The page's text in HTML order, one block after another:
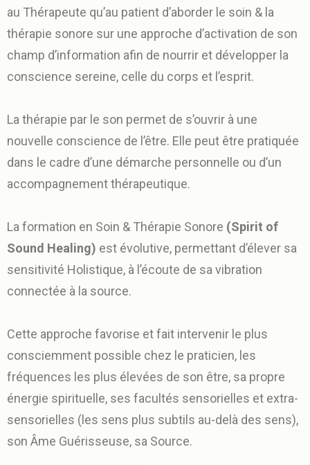
au Thérapeute qu’au patient d’aborder le soin & la
thérapie sonore sur une approche d’activation de son
champ d’information afin de nourrir et développer la
conscience sereine, celle du corps et l’esprit.
La thérapie par le son permet de s’ouvrir à une
nouvelle conscience de l’être. Elle peut être pratiquée
dans le cadre d’une démarche personnelle ou d’un
accompagnement thérapeutique.
La formation en Soin & Thérapie Sonore (Spirit of
Sound Healing) est évolutive, permettant d’élever sa
sensitivité Holistique, à l’écoute de sa vibration
connectée à la source.
Cette approche favorise et fait intervenir le plus
consciemment possible chez le praticien, les
fréquences les plus élevées de son être, sa propre
énergie spirituelle, ses facultés sensorielles et extra-
sensorielles (les sens plus subtils au-delà des sens),
son Âme Guérisseuse, sa Source.